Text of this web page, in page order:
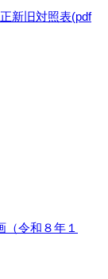
新旧対照表(pdf
令和８年１